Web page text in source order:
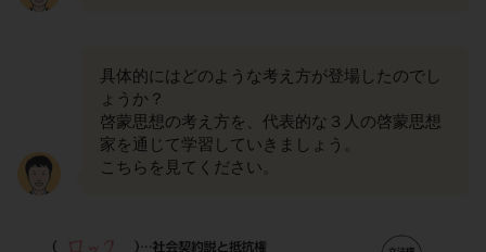
具体的にはどのような考え方が登場したのでし
ょうか？
啓蒙思想の考え方を、代表的な３人の啓蒙思想
家を通じて学習していきましょう。
こちらを見てください。